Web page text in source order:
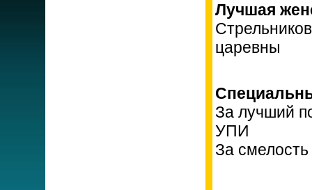
Лучшая
царевны
За лучший
УПИ
За